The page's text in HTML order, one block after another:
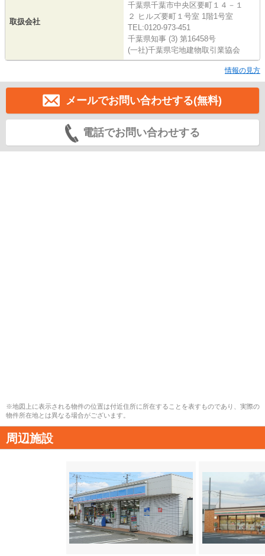
取扱会社
千葉県千葉市中央区要町１４－１
２ ヒルズ要町１号室 1階1号室
TEL:0120-973-451
千葉県知事 (3) 第16458号
(一社)千葉県宅地建物取引業協会
情報の見方
メールでお問い合わせする(無料)
電話でお問い合わせする
※地図上に表示される物件の位置は付近住所に所在することを表すものであり、実際の
物件所在地とは異なる場合がございます。
周辺施設